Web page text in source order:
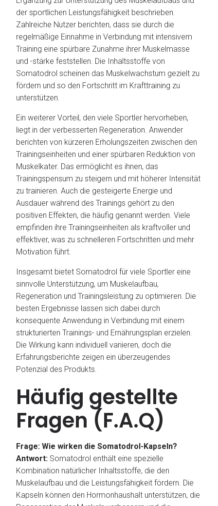
der sportlichen Leistungsfähigkeit beschrieben.
Zahlreiche Nutzer berichten, dass sie durch die
regelmäßige Einnahme in Verbindung mit intensivem
Training eine spürbare Zunahme ihrer Muskelmasse
und -stärke feststellen. Die Inhaltsstoffe von
Somatodrol scheinen das Muskelwachstum gezielt zu
fördern und so den Fortschritt im Krafttraining zu
unterstützen.
Ein weiterer Vorteil, den viele Sportler hervorheben,
liegt in der verbesserten Regeneration. Anwender
berichten von kürzeren Erholungszeiten zwischen den
Trainingseinheiten und einer spürbaren Reduktion von
Muskelkater. Das ermöglicht es ihnen, das
Trainingspensum zu steigern und mit höherer Intensität
zu trainieren. Auch die gesteigerte Energie und
Ausdauer während des Trainings gehört zu den
positiven Effekten, die häufig genannt werden. Viele
empfinden ihre Trainingseinheiten als kraftvoller und
effektiver, was zu schnelleren Fortschritten und mehr
Motivation führt.
Insgesamt bietet Somatodrol für viele Sportler eine
sinnvolle Unterstützung, um Muskelaufbau,
Regeneration und Trainingsleistung zu optimieren. Die
besten Ergebnisse lassen sich dabei durch
konsequente Anwendung in Verbindung mit einem
strukturierten Trainings- und Ernährungsplan erzielen.
Die Wirkung kann individuell variieren, doch die
Erfahrungsberichte zeigen ein überzeugendes
Potenzial des Produkts.
Häufig gestellte
Fragen (F.A.Q)
Frage: Wie wirken die Somatodrol-Kapseln?
Antwort: Somatodrol enthält eine spezielle
Kombination natürlicher Inhaltsstoffe, die den
Muskelaufbau und die Leistungsfähigkeit fördern. Die
Kapseln können den Hormonhaushalt unterstützen, die